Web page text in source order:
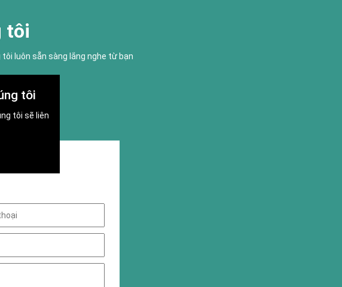
tôi
luôn sẵn sàng lắng nghe từ bạn
tôi
tôi sẽ liên